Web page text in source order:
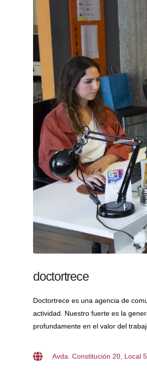
doctortrece
Doctortrece es una agencia de
actividad. Nuestro fuerte es la
profundamente en el valor del
Avda. Constitución 20, Local